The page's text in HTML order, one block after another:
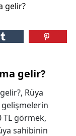
gelir?
gelir?
Rüya
gelişmelerin
TL görmek,
sahibinin